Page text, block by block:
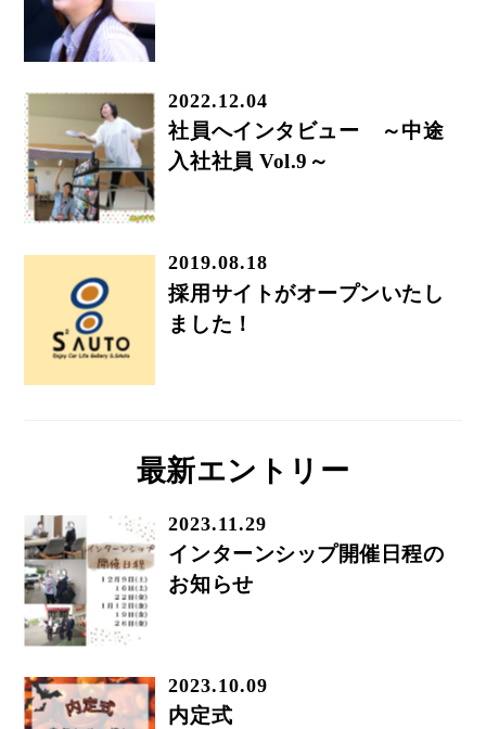
2022.12.04
社員へインタビュー ～中途
入社社員 Vol.9～
2019.08.18
採用サイトがオープンいたし
ました！
最新エントリー
2023.11.29
インターンシップ開催日程の
お知らせ
2023.10.09
内定式